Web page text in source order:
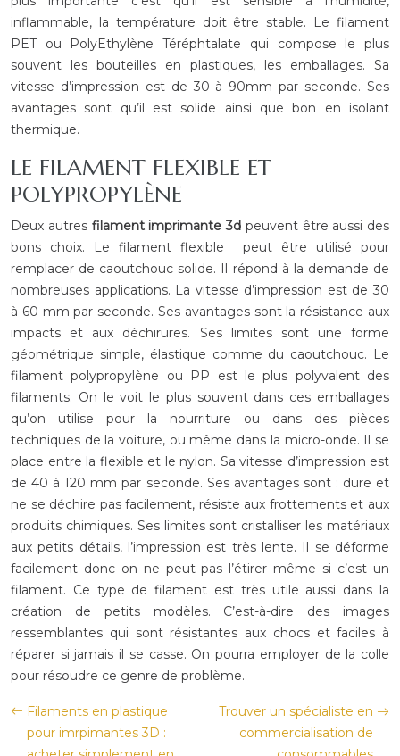
inflammable, la température doit être stable. Le filament
PET ou PolyEthylène Téréphtalate qui compose le plus
souvent les bouteilles en plastiques, les emballages. Sa
vitesse d’impression est de 30 à 90mm par seconde. Ses
avantages sont qu’il est solide ainsi que bon en isolant
thermique.
LE FILAMENT FLEXIBLE ET
POLYPROPYLÈNE
Deux autres filament imprimante 3d peuvent être aussi des
bons choix. Le filament flexible peut être utilisé pour
remplacer de caoutchouc solide. Il répond à la demande de
nombreuses applications. La vitesse d’impression est de 30
à 60 mm par seconde. Ses avantages sont la résistance aux
impacts et aux déchirures. Ses limites sont une forme
géométrique simple, élastique comme du caoutchouc. Le
filament polypropylène ou PP est le plus polyvalent des
filaments. On le voit le plus souvent dans ces emballages
qu’on utilise pour la nourriture ou dans des pièces
techniques de la voiture, ou même dans la micro-onde. Il se
place entre la flexible et le nylon. Sa vitesse d’impression est
de 40 à 120 mm par seconde. Ses avantages sont : dure et
ne se déchire pas facilement, résiste aux frottements et aux
produits chimiques. Ses limites sont cristalliser les matériaux
aux petits détails, l’impression est très lente. Il se déforme
facilement donc on ne peut pas l’étirer même si c’est un
filament. Ce type de filament est très utile aussi dans la
création de petits modèles. C’est-à-dire des images
ressemblantes qui sont résistantes aux chocs et faciles à
réparer si jamais il se casse. On pourra employer de la colle
pour résoudre ce genre de problème.
Filaments en plastique
pour imrpimantes 3D :
Trouver un spécialiste en
commercialisation de